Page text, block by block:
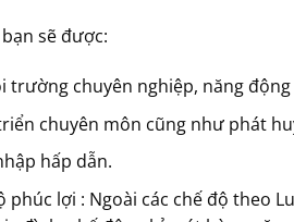
sẽ được:
trường chuyên nghiệp, năng
chuyên môn cũng như phát
hấp dẫn.
lợi : Ngoài các chế độ theo